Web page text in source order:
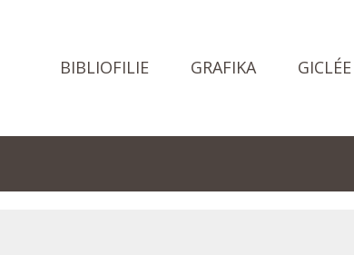
BIBLIOFILIE GRAFIKA